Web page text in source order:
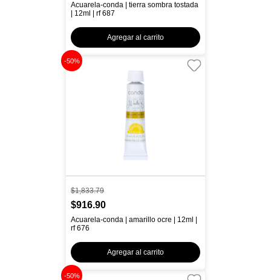
Acuarela-conda | tierra sombra tostada
| 12ml | rf 687
Agregar al carrito
-50%
$1,833.79
$916.90
Acuarela-conda | amarillo ocre | 12ml |
rf 676
Agregar al carrito
-50%